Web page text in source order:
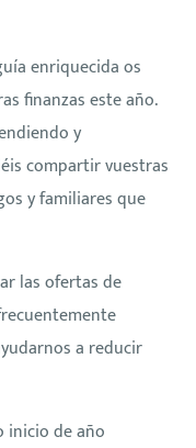
enriquecida os
finanzas este año.
y
compartir vuestras
y familiares que
las ofertas de
a reducir
inicio de año